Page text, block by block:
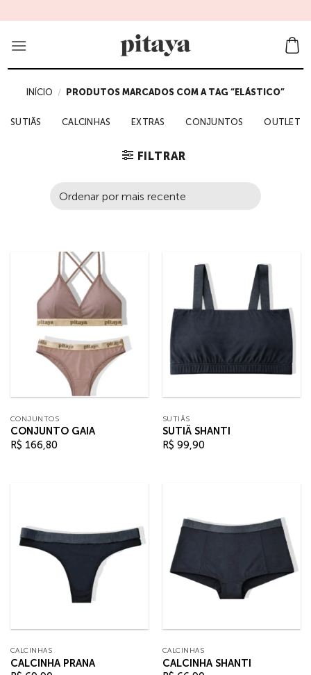
to
content
INÍCIO / PRODUTOS MARCADOS COM A TAG “ELÁSTICO”
SUTIÃS CALCINHAS EXTRAS CONJUNTOS OUTLET
FILTRAR
CONJUNTOS
CONJUNTO GAIA
R$ 166,80
SUTIÃS
SUTIÃ SHANTI
R$ 99,90
CALCINHAS
CALCINHA PRANA
CALCINHAS
CALCINHA SHANTI